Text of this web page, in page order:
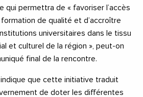
qui permettra de « favoriser l’accès
de qualité et d’accroître
universitaires dans le tissu
et culturel de la région », peut-on
final de la rencontre.
que cette initiative traduit
de doter les différentes